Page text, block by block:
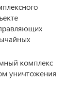
комплекс
уничтожения